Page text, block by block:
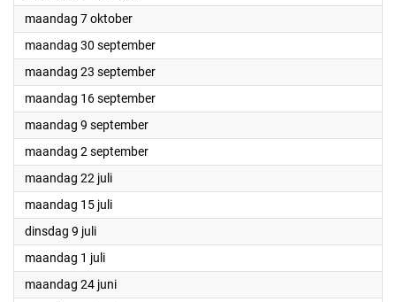
maandag 7 oktober2024
maandag 30 september2024
maandag 23 september2024
maandag 16 september2024
maandag 9 september2024
maandag 2 september2024
maandag 22 juli2024
maandag 15 juli2024
dinsdag 9 juli2024
maandag 1 juli2024
maandag 24 juni2024